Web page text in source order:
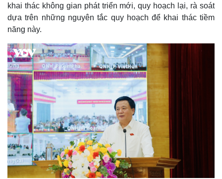
Thế giới
Quan sát
Cuộc sống đó đây
Hồ sơ
Multimedia
Video
Ảnh
E-Magazine
Infographic
khai thác không gian phát triển mới, quy hoạch lại, rà soát
dựa trên những nguyên tắc quy hoạch để khai thác tiềm
năng này.